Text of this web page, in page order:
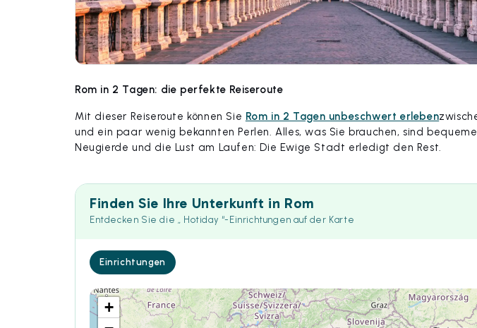
Rom in 2 Tagen: die perfekte Reiseroute
Mit dieser Reiseroute können Sie Rom in 2 Tagen unbeschwert erleben
und ein paar wenig bekannten Perlen. Alles, was Sie brauchen, sind bequeme
Neugierde und die Lust am Laufen: Die Ewige Stadt erledigt den Rest.
Finden Sie Ihre Unterkunft in Rom
Entdecken Sie die „ Hotiday “-Einrichtungen auf der Karte
Einrichtungen
+